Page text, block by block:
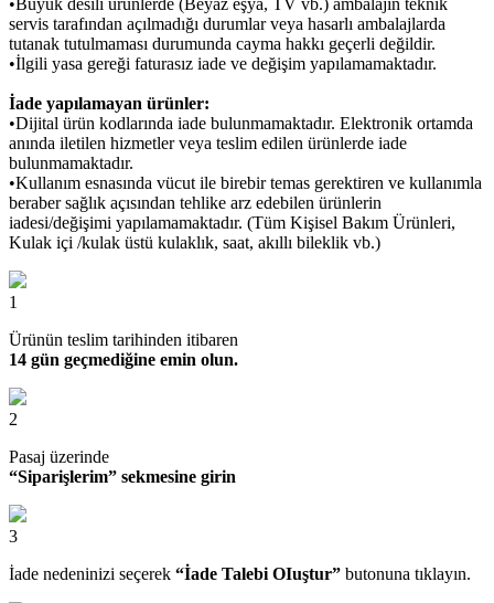
•Büyük desili ürünlerde (Beyaz eşya, TV vb.) ambalajın teknik
servis tarafından açılmadığı durumlar veya hasarlı ambalajlarda
tutanak tutulmaması durumunda cayma hakkı geçerli değildir.
•İlgili yasa gereği faturasız iade ve değişim yapılamamaktadır.
İade yapılamayan ürünler:
•Dijital ürün kodlarında iade bulunmamaktadır. Elektronik ortamda
anında iletilen hizmetler veya teslim edilen ürünlerde iade
bulunmamaktadır.
•Kullanım esnasında vücut ile birebir temas gerektiren ve kullanımla
beraber sağlık açısından tehlike arz edebilen ürünlerin
iadesi/değişimi yapılamamaktadır. (Tüm Kişisel Bakım Ürünleri,
Kulak içi /kulak üstü kulaklık, saat, akıllı bileklik vb.)
1
Ürünün teslim tarihinden itibaren
14 gün geçmediğine emin olun.
2
Pasaj üzerinde
“Siparişlerim” sekmesine girin
3
İade nedeninizi seçerek “İade Talebi OIuştur” butonuna tıklayın.